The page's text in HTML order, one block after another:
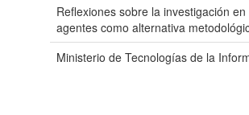
Reflexiones sobre la investigación
agentes como alternativa
Ministerio de Tecnologías de la